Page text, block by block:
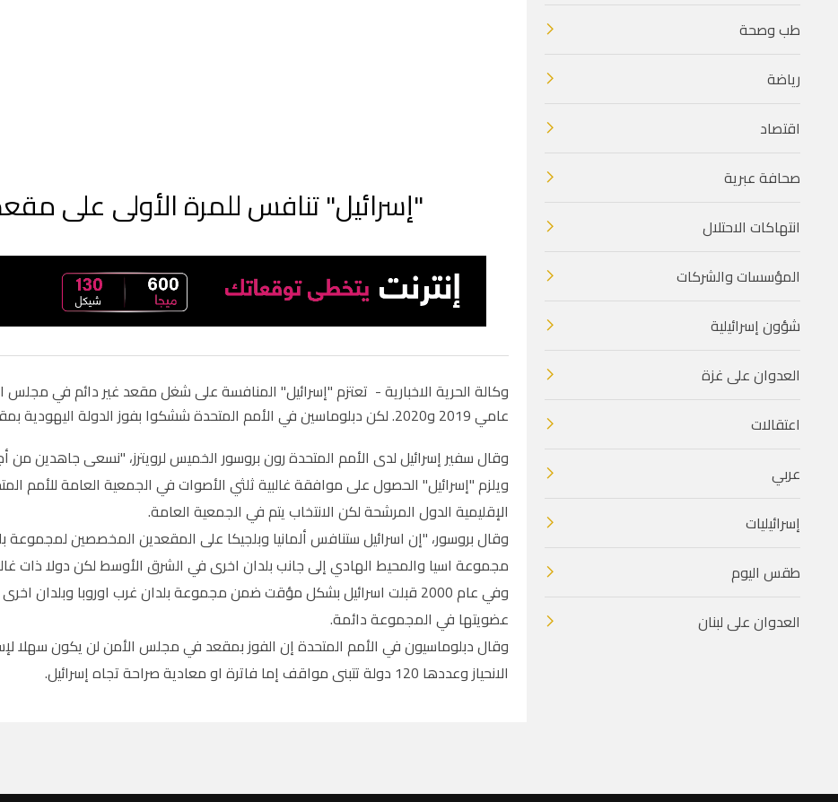
"إسرائيل" تنافس للمرة الأولى على
وكالة الحرية الاخبارية - تعتزم "إسرائيل" المنافسة على شغل مقعد غير دائم في مجلس
عامي 2019 و2020. لكن دبلوماسين في الأمم المتحدة ششكوا بفوز الدولة اليهودية بمقعد في المجلس.
وقال سفير إسرائيل لدى الأمم المتحدة رون بروسور الخميس لرويترز، "نسعى جاهدين من
الإقليمية الدول المرشحة لكن الانتخاب يتم في الجمعية العامة.
وقال بروسور، "إن اسرائيل ستنافس ألمانيا وبلجيكا على المقعدين المخصصين
مجموعة اسيا والمحيط الهادي إلى جانب بلدان اخرى في الشرق الأوسط لكن دولا ذات
عضويتها في المجموعة دائمة.
وقال دبلوماسيون في الأمم المتحدة إن الفوز بمقعد في مجلس الأمن لن يكون سهلا
الانحياز وعددها 120 دولة تتبنى مواقف إما فاترة او معادية صراحة تجاه إسرائيل.
طب وصحة
رياضة
اقتصاد
صحافة عبرية
انتهاكات الاحتلال
المؤسسات والشركات
شؤون إسرائيلية
العدوان على غزة
اعتقالات
عربي
إسرائيليات
طقس اليوم
العدوان على لبنان